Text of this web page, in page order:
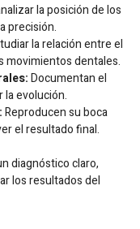
la posición de los
precisión.
la relación entre el
movimientos dentales.
Documentan el
la evolución.
Reproducen su boca
el resultado final.
diagnóstico claro,
los resultados del